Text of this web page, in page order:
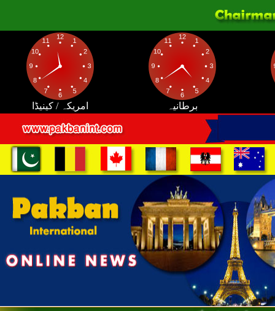
امریکہ / کینیڈا برطانیہ